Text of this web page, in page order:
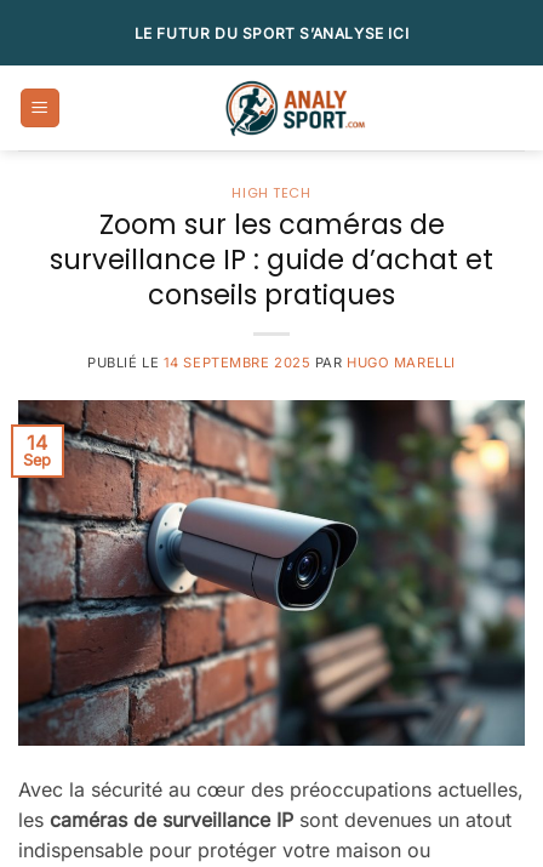
LE FUTUR DU SPORT S’ANALYSE ICI
HIGH TECH
Zoom sur les caméras de
surveillance IP : guide d’achat et
conseils pratiques
PUBLIÉ LE 14 SEPTEMBRE 2025 PAR HUGO MARELLI
14
Sep
Avec la sécurité au cœur des préoccupations actuelles,
les caméras de surveillance IP sont devenues un atout
indispensable pour protéger votre maison ou